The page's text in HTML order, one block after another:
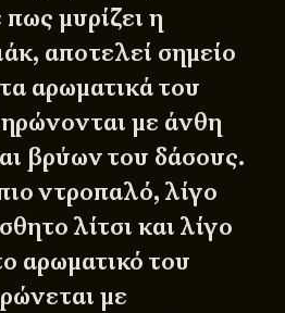
μυρίζει η
αποτελεί σημείο
αρωματικά του
με άνθη
βρύων του δάσους.
ντροπαλό, λίγο
λίτσι και λίγο
αρωματικό του
με